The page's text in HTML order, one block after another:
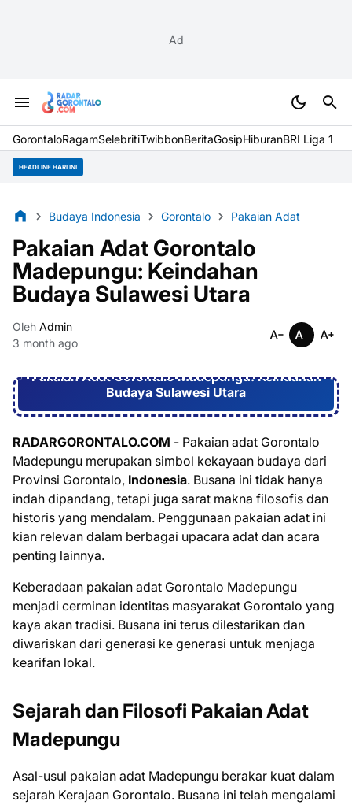
Ad
GorontaloRagamSelebritiTwibbonBeritaGosipHiburanBRI Liga 1
HEADLINE HARI INI
Budaya Indonesia Gorontalo Pakaian Adat
Pakaian Adat Gorontalo
Madepungu: Keindahan
Budaya Sulawesi Utara
Oleh Admin
3 month ago
Pakaian Adat Gorontalo Madepungu: Keindahan
Budaya Sulawesi Utara
RADARGORONTALO.COM - Pakaian adat Gorontalo
Madepungu merupakan simbol kekayaan budaya dari
Provinsi Gorontalo, Indonesia. Busana ini tidak hanya
indah dipandang, tetapi juga sarat makna filosofis dan
historis yang mendalam. Penggunaan pakaian adat ini
kian relevan dalam berbagai upacara adat dan acara
penting lainnya.
Keberadaan pakaian adat Gorontalo Madepungu
menjadi cerminan identitas masyarakat Gorontalo yang
kaya akan tradisi. Busana ini terus dilestarikan dan
diwariskan dari generasi ke generasi untuk menjaga
kearifan lokal.
Sejarah dan Filosofi Pakaian Adat
Madepungu
Asal-usul pakaian adat Madepungu berakar kuat dalam
sejarah Kerajaan Gorontalo. Busana ini telah mengalami